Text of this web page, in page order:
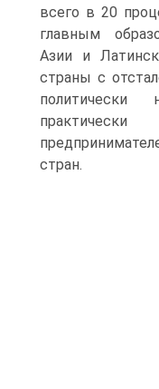
всего в 20
главным
Азии и
страны с
политически
стран.